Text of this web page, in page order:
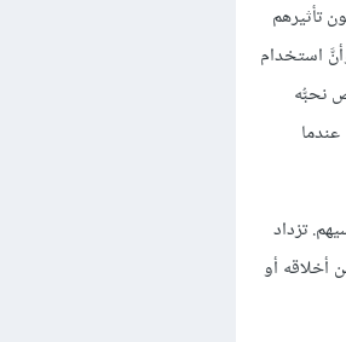
تأثيرهم
استخدام
نحبُّه
تزداد
أخلاقه أو